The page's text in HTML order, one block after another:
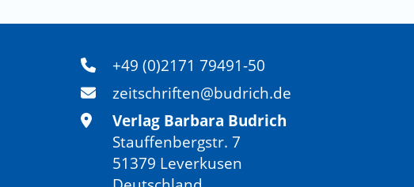
+49 (0)2171 79491-50
zeitschriften@budrich.de
Verlag Barbara Budrich
Stauffenbergstr. 7
51379 Leverkusen